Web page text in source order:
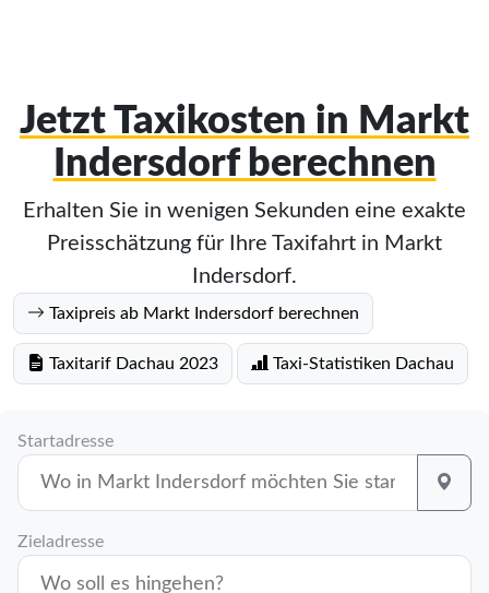
Jetzt Taxikosten in Markt
Indersdorf berechnen
Erhalten Sie in wenigen Sekunden eine exakte
Preisschätzung für Ihre Taxifahrt in Markt
Indersdorf.
Taxipreis ab Markt Indersdorf berechnen
Taxitarif Dachau 2023 Taxi-Statistiken Dachau
Startadresse
Zieladresse